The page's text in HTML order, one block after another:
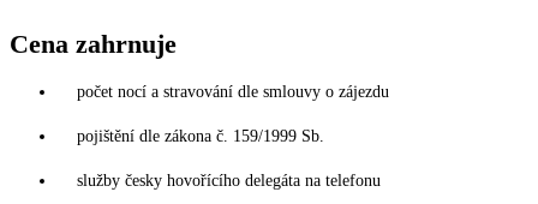
Cena zahrnuje
počet nocí a stravování dle smlouvy o zájezdu
pojištění dle zákona č. 159/1999 Sb.
služby česky hovořícího delegáta na telefonu